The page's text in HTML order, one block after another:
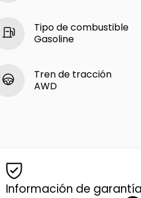
Tipo de combustible
Gasoline
Tren de tracción
AWD
Información de garantía